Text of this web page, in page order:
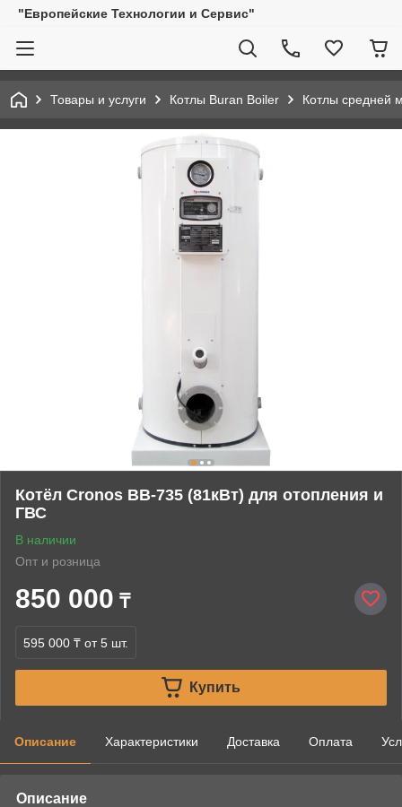
"Европейские Технологии и Сервис"
Товары и услуги Котлы Buran Boiler Котлы средней
Котёл Cronos BB-735 (81кВт) для отопления и
ГВС
В наличии
Опт и розница
850 000 ₸
595 000 ₸ от 5 шт.
Купить
Описание Характеристики Доставка Оплата
Описание